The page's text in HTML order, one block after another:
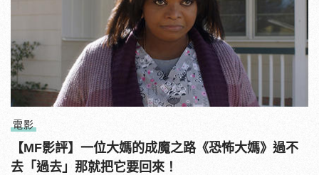
電影
【MF影評】一位大媽的成魔之路《恐怖大媽》過不
去「過去」那就把它要回來！